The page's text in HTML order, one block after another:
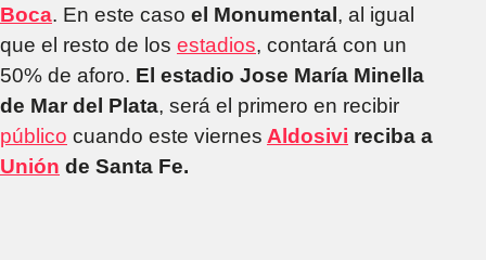
Boca. En este caso el Monumental , al igual
que el resto de los estadios, contará con un
50% de aforo. El estadio Jose María Minella
de Mar del Plata, será el primero en recibir
público cuando este viernes Aldosivi reciba a
Unión de Santa Fe.